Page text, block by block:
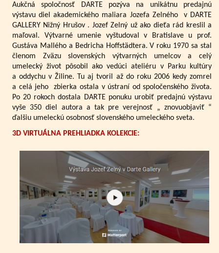
Aukčná spoločnosť DARTE pozýva na unikátnu predajnú
výstavu diel akademického maliara Jozefa Zelného
v DARTE
GALLERY Nižný Hrušov . Jozef Zelný už ako dieťa rád kreslil a
maľoval. Výtvarné umenie vyštudoval v Bratislave u prof.
Gustáva Mallého a Bedricha Hoffstädtera. V roku 1970 sa stal
členom Zväzu slovenských výtvarných umelcov a celý
umelecký život pôsobil ako vedúci ateliéru v Parku kultúry
a oddychu v Žiline. Tu aj tvoril až do roku 2006 kedy zomrel
a celá jeho zbierka ostala v ústraní od spoločenského života.
Po 20 rokoch dostala DARTE ponuku urobiť predajnú výstavu
vyše 350 diel autora a tak pre verejnosť „ znovuobjaviť “
ďalšiu umeleckú osobnosť slovenského umeleckého sveta.
3D VIRTUÁLNA PREHLIADKA KOLEKCIE: